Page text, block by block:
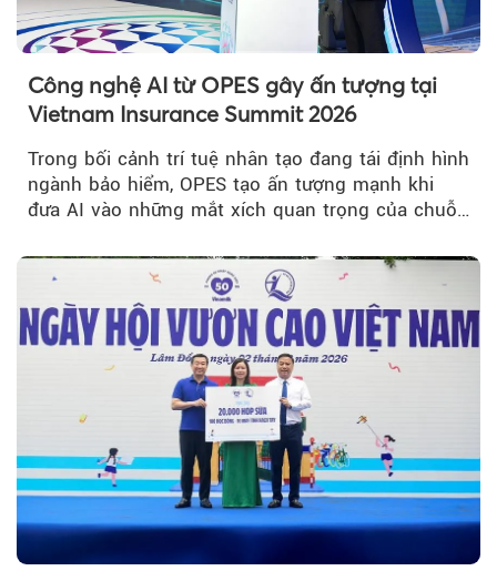
Công nghệ AI từ OPES gây ấn tượng tại
Vietnam Insurance Summit 2026
Trong bối cảnh trí tuệ nhân tạo đang tái định hình
ngành bảo hiểm, OPES tạo ấn tượng mạnh khi
đưa AI vào những mắt xích quan trọng của chuỗi